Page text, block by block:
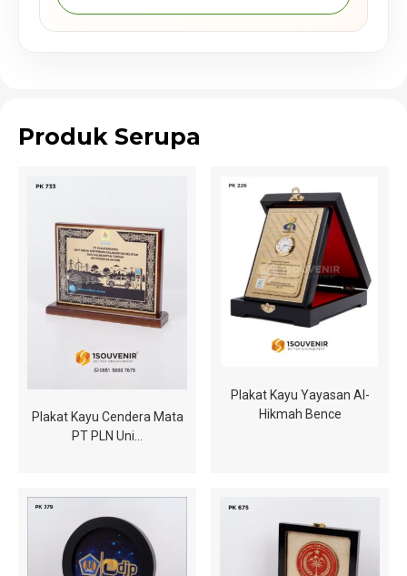
Produk Serupa
Plakat Kayu Cendera Mata
PT PLN Uni…
Plakat Kayu Yayasan Al-
Hikmah Bence